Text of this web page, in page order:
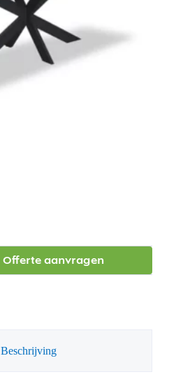
Offerte aanvragen
Beschrijving